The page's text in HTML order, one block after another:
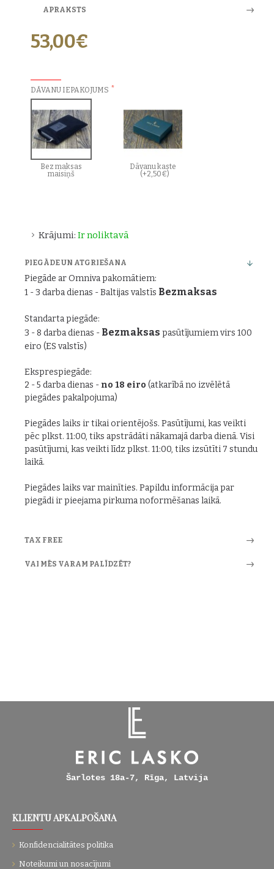
APRAKSTS
Krājumi: Ir noliktavā
53,00€
DĀVANU IEPAKOJUMS
Bez maksas
maisiņš
Dāvanu kaste
(+2,50€)
PIEGĀDE UN ATGRIEŠANA
Piegāde ar Omniva pakomātiem:
1 - 3 darba dienas - Baltijas valstīs Bezmaksas
Standarta piegāde:
3 - 8 darba dienas - Bezmaksas pasūtījumiem virs 100
eiro (ES valstīs)
Eksprespiegāde:
2 - 5 darba dienas - no 18 eiro (atkarībā no izvēlētā
piegādes pakalpojuma)
Piegādes laiks ir tikai orientējošs. Pasūtījumi, kas veikti
pēc plkst. 11:00, tiks apstrādāti nākamajā darba dienā. Visi
pasūtījumi, kas veikti līdz plkst. 11:00, tiks izsūtīti 7 stundu
laikā.
Piegādes laiks var mainīties. Papildu informācija par
piegādi ir pieejama pirkuma noformēšanas laikā.
TAX FREE
VAI MĒS VARAM PALĪDZĒT?
Šarlotes 18a-7, Rīga, Latvija
KLIENTU APKALPOŠANA
Konfidencialitātes politika
Noteikumi un nosacījumi